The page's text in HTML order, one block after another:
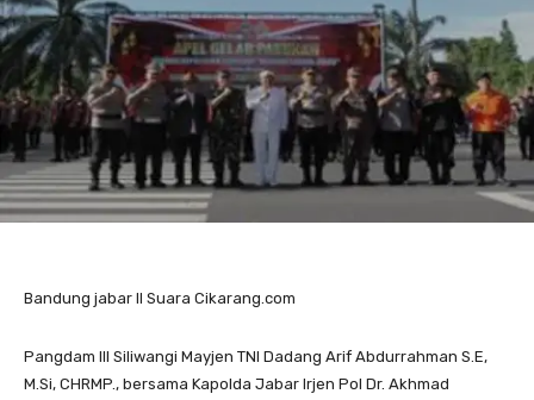
Bandung jabar II Suara Cikarang.com
Pangdam III Siliwangi Mayjen TNI Dadang Arif Abdurrahman S.E,
M.Si, CHRMP., bersama Kapolda Jabar Irjen Pol Dr. Akhmad